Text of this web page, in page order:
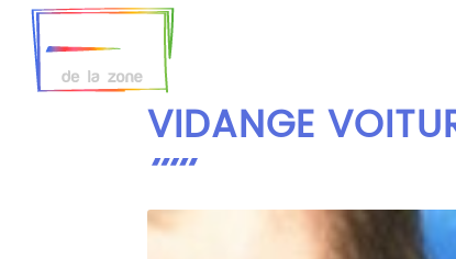
VIDANGE